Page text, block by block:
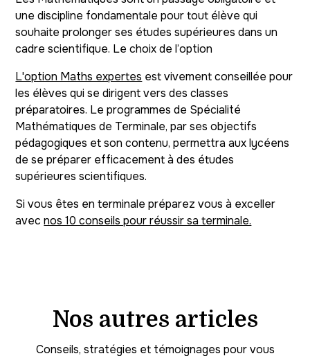
une discipline fondamentale pour tout élève qui
souhaite prolonger ses études supérieures dans un
cadre scientifique. Le choix de l’option
L'option Maths expertes est vivement conseillée pour
les élèves qui se dirigent vers des classes
préparatoires. Le programmes de Spécialité
Mathématiques de Terminale, par ses objectifs
pédagogiques et son contenu, permettra aux lycéens
de se préparer efficacement à des études
supérieures scientifiques.
Si vous êtes en terminale préparez vous à exceller
avecnos 10 conseils pour réussir sa terminale.
Nos autres articles
Conseils, stratégies et témoignages pour vous